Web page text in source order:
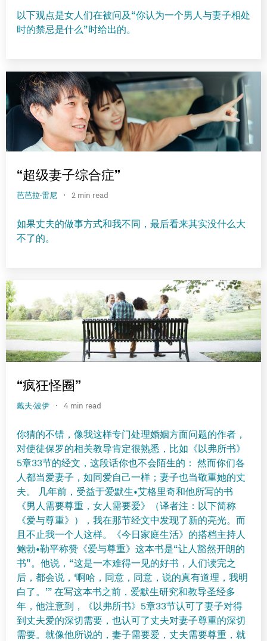
以下观点是女人们在被问及“你认为一个男人与妻子相处
时的禁忌是什么”时给出的。
“超级妻子综合症”
芭芭拉·雷尼 · 2 min read
如果丈夫的做事方式和我不同，最后看来其实没什么大
不了的。
“疯狂怪圈”
戴夫·波伊 · 4 min read
你猜的不错，像我这样专门处理婚姻方面问题的作者，
对使徒保罗的相关教导肯定很熟悉，比如《以弗所书》
5章33节的经文，这段话你也不会陌生的： 然而你们各
人都当爱妻子，如同爱自己一样；妻子也当敬重她的丈
夫。 几年前，受益于爱默生•艾格里奇和他所写的书
《男人需要尊重，女人需要爱》（译者注：以下简称
《爱与尊重》），我在那节经文中发现了新的亮光。而
且不止我一个人这样。《今日家庭生活》的搭档主持人
鲍勃•勒平称赞《爱与尊重》这本书是“让人豁然开朗的
书”。他说，“这是一本难得一见的好书，人们读完之
后，都会说，‘啊哈，同意，同意，说的真有道理，我明
白了。’” 在写这本书之前，爱默生研究和教导圣经多
年，他注意到，《以弗所书》5章33节认可了妻子对得
到丈夫爱的深切需要，也认可了丈夫对妻子尊重的深切
需要。就像他所说的，妻子需要爱，丈夫需要尊重，就